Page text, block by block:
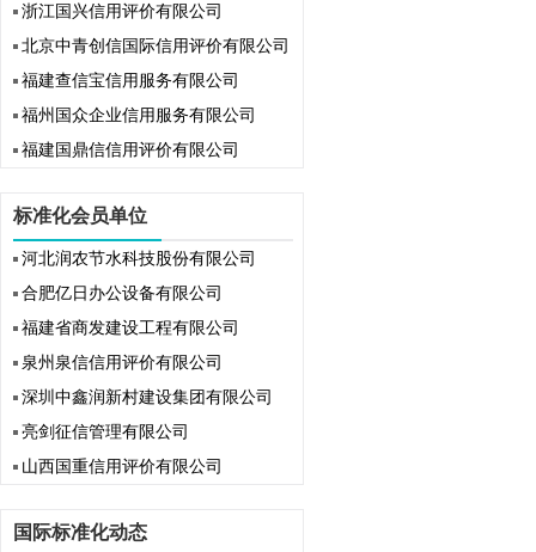
浙江国兴信用评价有限公司
北京中青创信国际信用评价有限公司
福建查信宝信用服务有限公司
福州国众企业信用服务有限公司
福建国鼎信信用评价有限公司
标准化会员单位
河北润农节水科技股份有限公司
合肥亿日办公设备有限公司
福建省商发建设工程有限公司
泉州泉信信用评价有限公司
深圳中鑫润新村建设集团有限公司
亮剑征信管理有限公司
山西国重信用评价有限公司
国际标准化动态